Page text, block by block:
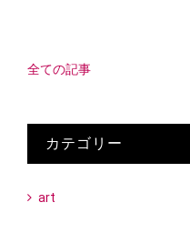
全ての記事
カテゴリー
art